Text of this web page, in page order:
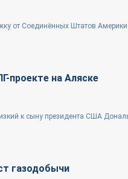
от Соединённых Штатов Америки
проекте на Аляске
к сыну президента США
газодобычи